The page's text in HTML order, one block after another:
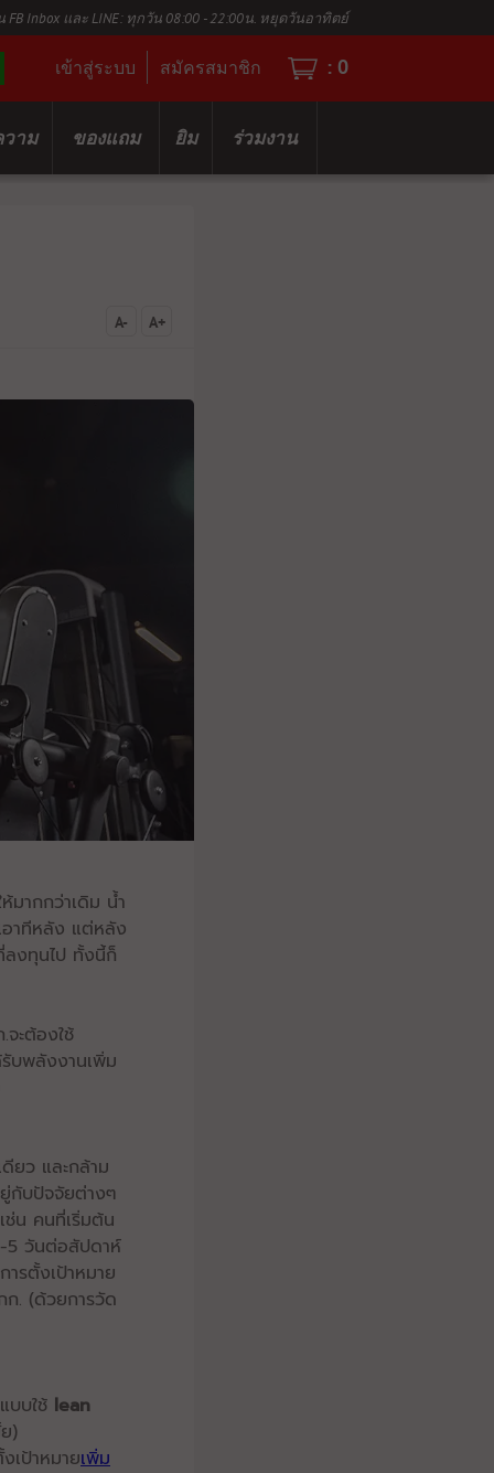
FB Inbox และ LINE: ทุกวัน 08:00 - 22:00น. หยุดวันอาทิตย์
เข้าสู่ระบบ สมัครสมาชิก : 0
าม ของแถม ยิม ร่วมงาน
A- A+
มากกว่าเดิม น้ำ
อาทีหลัง แต่หลัง
ลงทุนไป ทั้งนี้ก็
จะต้องใช้
บพลังงานเพิ่ม
ยว และกล้าม
ยู่กับปัจจัยต่างๆ
ช่น คนที่เริ่มต้น
5 วันต่อสัปดาห์
ารตั้งเป้าหมาย
ก. (ด้วยการวัด
บบใช้ lean
)
เป้าหมายเพิ่ม